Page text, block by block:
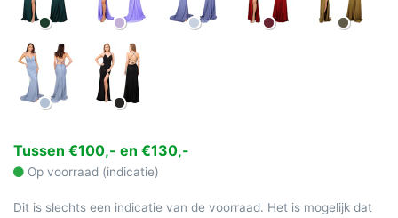
Tussen €100,- en €130,-
Op voorraad (indicatie)
Dit is slechts een indicatie van de voorraad. Het is mogelijk dat